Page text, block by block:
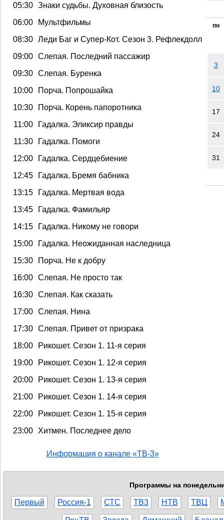
05:30 Знаки судьбы. Духовная близость
06:00
Мультфильмы
08:30 Леди Баг и Супер-Кот. Сезон 3. Рефлекдолл
09:00 Слепая. Последний пассажир
09:30 Слепая. Буренка
10:00
Порча. Попрошайка
10:30
Порча. Корень папоротника
11:00
Гадалка. Эликсир правды
11:30
Гадалка. Помоги
12:00
Гадалка. Сердцебиение
12:45
Гадалка. Бремя бабника
13:15
Гадалка. Мертвая вода
13:45
Гадалка. Фамильяр
14:15
Гадалка. Никому не говори
15:00
Гадалка. Неожиданная наследница
15:30
Порча. Не к добру
16:00 Слепая. Не просто так
16:30 Слепая. Как сказать
17:00 Слепая. Нина
17:30 Слепая. Привет от призрака
18:00
Рикошет. Сезон 1. 11-я серия
19:00
Рикошет. Сезон 1. 12-я серия
20:00
Рикошет. Сезон 1. 13-я серия
21:00
Рикошет. Сезон 1. 14-я серия
22:00
Рикошет. Сезон 1. 15-я серия
23:00
Хитмен. Последнее дело
Информация о канале «ТВ-3»
пн
3
10
17
24
31
Программы на
Первый Россия-1 СТС ТВ3 НТВ ТВЦ